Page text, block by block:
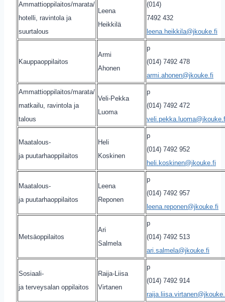
Ammattioppilaitos/marata/
hotelli, ravintola ja
suurtalous
Leena
Heikkilä
(014)
7492 432
leena.heikkila@jkouke.fi
Kauppaoppilaitos
Armi
Ahonen
p
(014) 7492 478
armi.ahonen@jkouke.fi
Ammattioppilaitos/marata/
matkailu, ravintola ja
talous
Veli-Pekka
Luoma
p
(014) 7492 472
Maatalous-
ja puutarhaoppilaitos
Heli
Koskinen
p
(014) 7492 952
heli.koskinen@jkouke.fi
Maatalous-
ja puutarhaoppilaitos
Leena
Reponen
p
(014) 7492 957
leena.reponen@jkouke.fi
Metsäoppilaitos
Ari
Salmela
p
(014) 7492 513
ari.salmela@jkouke.fi
Sosiaali-
ja terveysalan oppilaitos
Raija-Liisa
Virtanen
p
(014) 7492 914